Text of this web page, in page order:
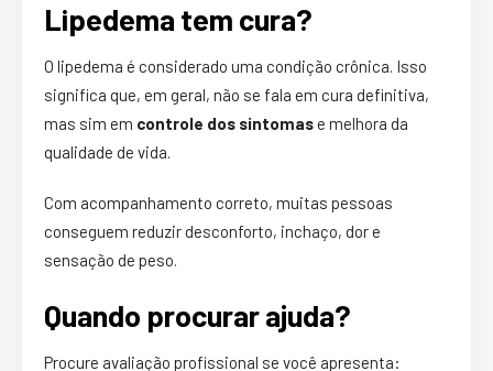
Lipedema tem cura?
O lipedema é considerado uma condição crônica. Isso
significa que, em geral, não se fala em cura definitiva,
mas sim em controle dos sintomase melhora da
qualidade de vida.
Com acompanhamento correto, muitas pessoas
conseguem reduzir desconforto, inchaço, dor e
sensação de peso.
Quando procurar ajuda?
Procure avaliação profissional se você apresenta: